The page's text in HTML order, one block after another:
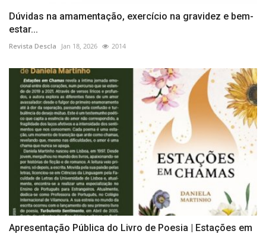
Dúvidas na amamentação, exercício na gravidez e bem-
estar...
Revista Descla Jan 18, 2026 2014
Apresentação Pública do Livro de Poesia | Estações em